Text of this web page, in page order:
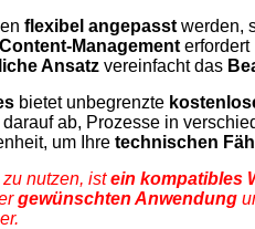
flexibel angepasst werden,
Content-Management
Ansatz vereinfacht das
bietet unbegrenzte
darauf ab, Prozesse in
um Ihre technischen
nutzen, istein kompatibles
gewünschten Anwendung